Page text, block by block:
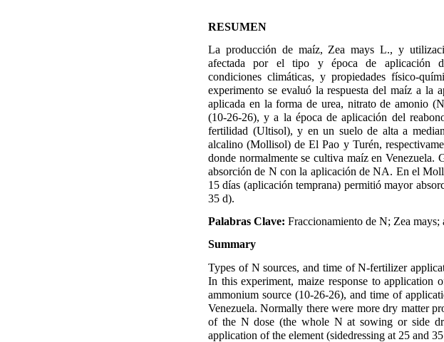
RESUMEN
La producción de maíz, Zea mays L., y
afectada por el tipo y época de aplicación
condiciones climáticas, y propiedades físico-
experimento se evaluó la respuesta del maíz a la
aplicada en la forma de urea, nitrato de amonio
(10-26-26), y a la época de aplicación del
fertilidad (Ultisol), y en un suelo de alta a
alcalino (Mollisol) de El Pao y Turén,
donde normalmente se cultiva maíz en Venezuela.
absorción de N con la aplicación de NA. En el
15 días (aplicación temprana) permitió mayor
35 d).
Palabras Clave: Fraccionamiento de N; Zea
Summary
Types of N sources, and time of N-fertilizer
In this experiment, maize response to
ammonium source (10-26-26), and time of
Venezuela. Normally there were more dry matter
of the N dose (the whole N at sowing or side
application of the element (sidedressing at 25 and